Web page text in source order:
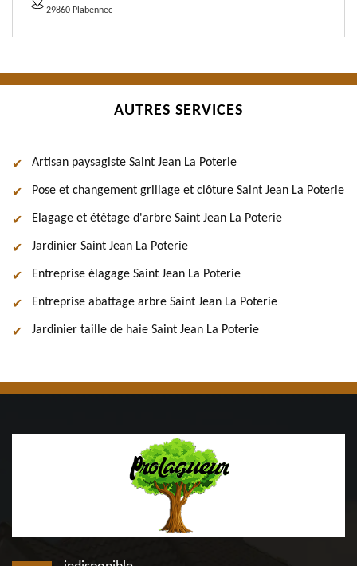
29860 Plabennec
AUTRES SERVICES
Artisan paysagiste Saint Jean La Poterie
Pose et changement grillage et clôture Saint Jean La Poterie
Elagage et étêtage d'arbre Saint Jean La Poterie
Jardinier Saint Jean La Poterie
Entreprise élagage Saint Jean La Poterie
Entreprise abattage arbre Saint Jean La Poterie
Jardinier taille de haie Saint Jean La Poterie